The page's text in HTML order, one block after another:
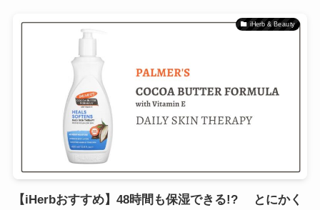
iHerb & Beauty
【iHerbおすすめ】48時間も保湿できる!? とにかく